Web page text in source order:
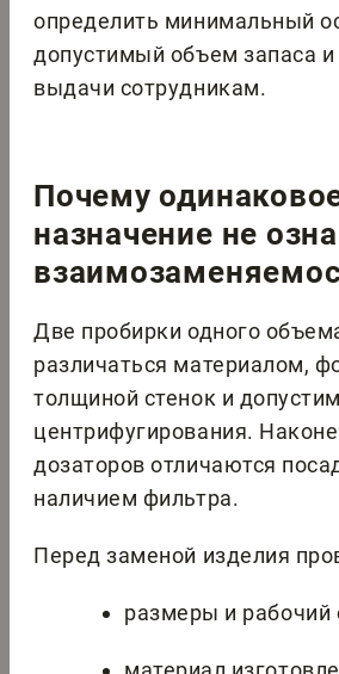
определить минимальный
допустимый объем запаса и
выдачи сотрудникам.
Почему
назначение не
Две пробирки одного
различаться материалом,
толщиной стенок и
центрифугирования.
дозаторов отличаются
наличием фильтра.
Перед заменой изделия
размеры и рабочий